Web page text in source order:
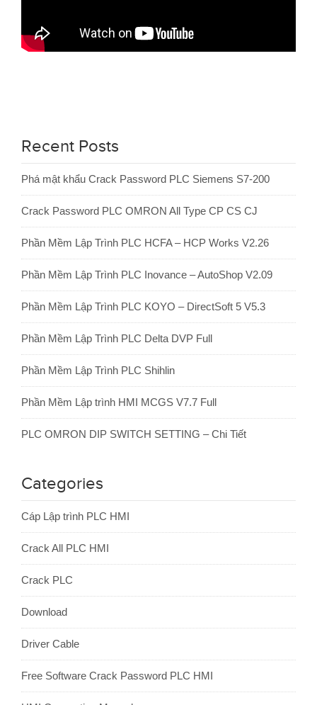
Recent Posts
Phá mật khẩu Crack Password PLC Siemens S7-200
Crack Password PLC OMRON All Type CP CS CJ
Phần Mềm Lập Trình PLC HCFA – HCP Works V2.26
Phần Mềm Lập Trình PLC Inovance – AutoShop V2.09
Phần Mềm Lập Trình PLC KOYO – DirectSoft 5 V5.3
Phần Mềm Lập Trình PLC Delta DVP Full
Phần Mềm Lập Trình PLC Shihlin
Phần Mềm Lập trình HMI MCGS V7.7 Full
PLC OMRON DIP SWITCH SETTING – Chi Tiết
Categories
Cáp Lập trình PLC HMI
Crack All PLC HMI
Crack PLC
Download
Driver Cable
Free Software Crack Password PLC HMI